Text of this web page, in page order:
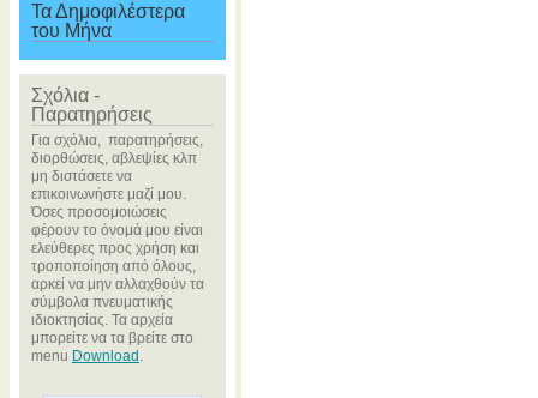
Τα Δημοφιλέστερα
του Μήνα
Σχόλια -
Παρατηρήσεις
Για σχόλια, παρατηρήσεις,
διορθώσεις, αβλεψίες κλπ
μη διστάσετε να
επικοινωνήστε μαζί μου.
Όσες προσομοιώσεις
φέρουν το όνομά μου είναι
ελεύθερες προς χρήση και
τροποποίηση από όλους,
αρκεί να μην αλλαχθούν τα
σύμβολα πνευματικής
ιδιοκτησίας. Τα αρχεία
μπορείτε να τα βρείτε στο
menu Download .